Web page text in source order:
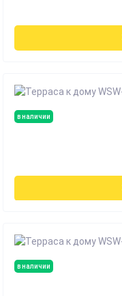
в наличии
в наличии